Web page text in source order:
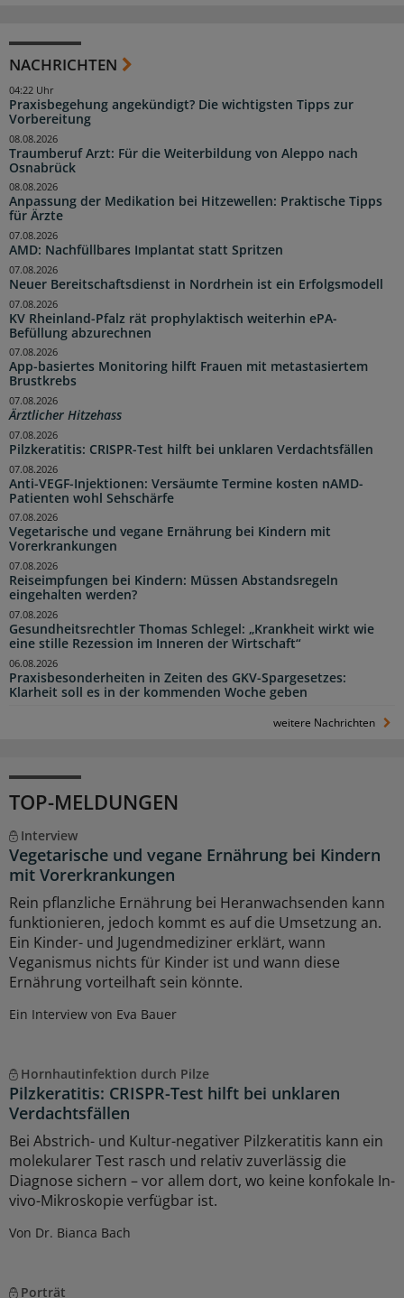
NACHRICHTEN
Praxisbegehung angekündigt? Die wichtigsten Tipps zur
Vorbereitung
04:22 Uhr
Traumberuf Arzt: Für die Weiterbildung von Aleppo nach
Osnabrück
08.08.2026
Anpassung der Medikation bei Hitzewellen: Praktische Tipps
für Ärzte
08.08.2026
AMD: Nachfüllbares Implantat statt Spritzen
07.08.2026
Neuer Bereitschaftsdienst in Nordrhein ist ein Erfolgsmodell
07.08.2026
KV Rheinland-Pfalz rät prophylaktisch weiterhin ePA-
Befüllung abzurechnen
07.08.2026
App-basiertes Monitoring hilft Frauen mit metastasiertem
Brustkrebs
07.08.2026
Ärztlicher Hitzehass
07.08.2026
Pilzkeratitis: CRISPR-Test hilft bei unklaren Verdachtsfällen
07.08.2026
Anti-VEGF-Injektionen: Versäumte Termine kosten nAMD-
Patienten wohl Sehschärfe
07.08.2026
Vegetarische und vegane Ernährung bei Kindern mit
Vorerkrankungen
07.08.2026
Reiseimpfungen bei Kindern: Müssen Abstandsregeln
eingehalten werden?
07.08.2026
Gesundheitsrechtler Thomas Schlegel: „Krankheit wirkt wie
eine stille Rezession im Inneren der Wirtschaft“
07.08.2026
Praxisbesonderheiten in Zeiten des GKV-Spargesetzes:
Klarheit soll es in der kommenden Woche geben
06.08.2026
weitere Nachrichten
TOP-MELDUNGEN
Interview
Vegetarische und vegane Ernährung bei Kindern
mit Vorerkrankungen
Rein pflanzliche Ernährung bei Heranwachsenden kann
funktionieren, jedoch kommt es auf die Umsetzung an.
Ein Kinder- und Jugendmediziner erklärt, wann
Veganismus nichts für Kinder ist und wann diese
Ernährung vorteilhaft sein könnte.
Ein Interview von Eva Bauer
Hornhautinfektion durch Pilze
Pilzkeratitis: CRISPR-Test hilft bei unklaren
Verdachtsfällen
Bei Abstrich- und Kultur-negativer Pilzkeratitis kann ein
molekularer Test rasch und relativ zuverlässig die
Diagnose sichern – vor allem dort, wo keine konfokale In-
vivo-Mikroskopie verfügbar ist.
Von Dr. Bianca Bach
Porträt